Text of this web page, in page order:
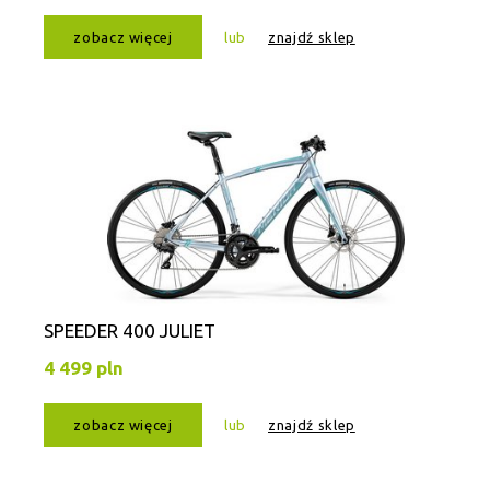
zobacz więcej lub znajdź sklep
SPEEDER 400 JULIET
4 499 pln
zobacz więcej lub znajdź sklep